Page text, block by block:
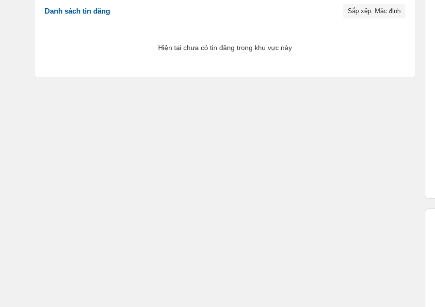
Danh sách tin đăng Sắp xếp: Mặc định
Hiện tại chưa có tin đăng trong khu vực này